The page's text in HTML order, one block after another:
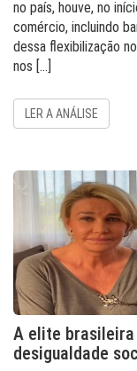
no país, houve, no
comércio, incluindo
dessa flexibilização
nos […]
LER A ANÁLISE
A elite
desigualdade